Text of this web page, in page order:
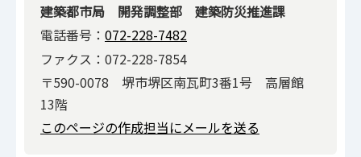
建築都市局 開発調整部 建築防災推進課
電話番号： 072-228-7482
ファクス：072-228-7854
〒590-0078 堺市堺区南瓦町3番1号 高層館
13階
このページの作成担当にメールを送る